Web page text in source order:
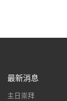
最新消息
主日崇拜